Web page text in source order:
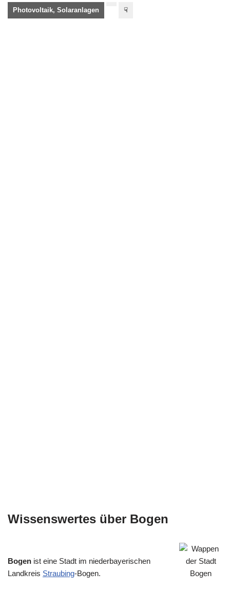
Photovoltaik, Solaranlagen ☟
Wissenswertes über Bogen
Bogen ist eine Stadt im niederbayerischen
Landkreis Straubing-Bogen.